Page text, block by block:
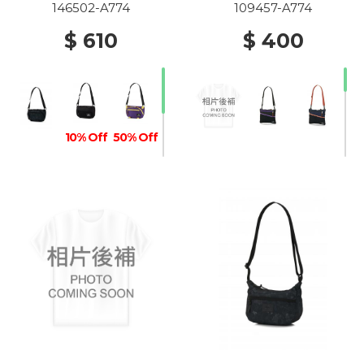
146502-A774
$ 610
10% Off 50% Off
109457-A774
$ 400